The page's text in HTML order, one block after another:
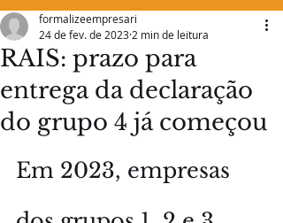
RAIS: prazo para
entrega da declaração
do grupo 4 já começou
formalizeempresari
24 de fev. de 2023 2 min de leitura
Em 2023, empresas